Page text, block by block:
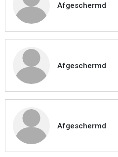
Afgeschermd
Afgeschermd
Afgeschermd